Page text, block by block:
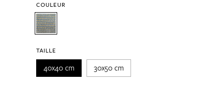
COULEUR
TAILLE
40x40 cm 30x50 cm